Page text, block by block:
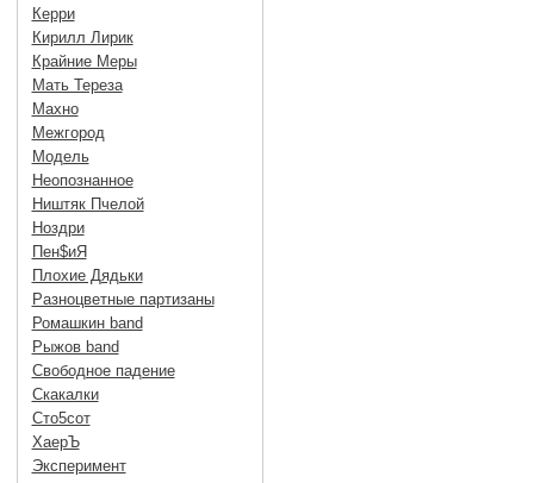
Керри
Кирилл Лирик
Крайние Меры
Мать Тереза
Махно
Межгород
Модель
Неопознанное
Ништяк Пчелой
Ноздри
Пен$иЯ
Плохие Дядьки
Разноцветные партизаны
Ромашкин band
Рыжов band
Свободное падение
Скакалки
Сто5сот
ХаерЪ
Эксперимент